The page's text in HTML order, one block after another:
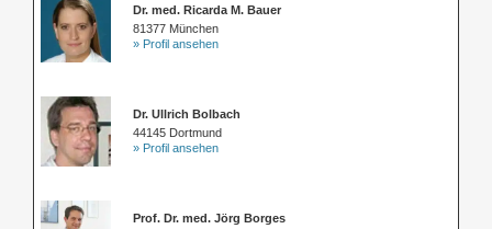
Dr. med. Ricarda M. Bauer
81377 München
» Profil ansehen
Dr. Ullrich Bolbach
44145 Dortmund
» Profil ansehen
Prof. Dr. med. Jörg Borges